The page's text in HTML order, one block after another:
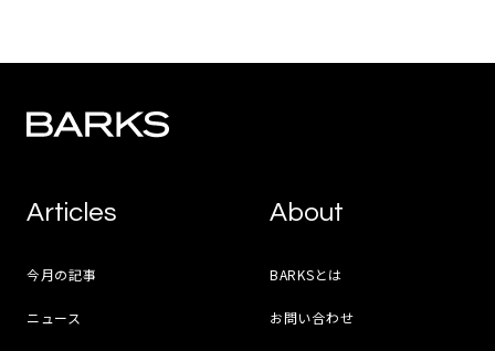
Articles
今月の記事
ニュース
About
BARKSとは
お問い合わせ